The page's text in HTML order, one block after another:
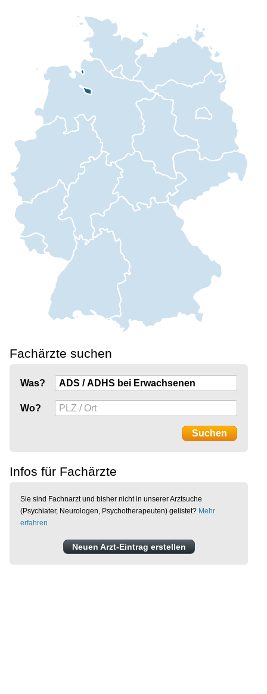
Fachärzte suchen
Was?
Wo?
Infos für Fachärzte
Sie sind Fachnarzt und bisher nicht in unserer Arztsuche
(Psychiater, Neurologen, Psychotherapeuten) gelistet? Mehr
erfahren
Neuen Arzt-Eintrag erstellen